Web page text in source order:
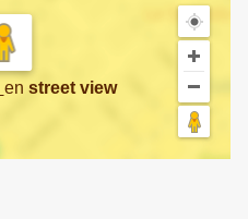
en street view